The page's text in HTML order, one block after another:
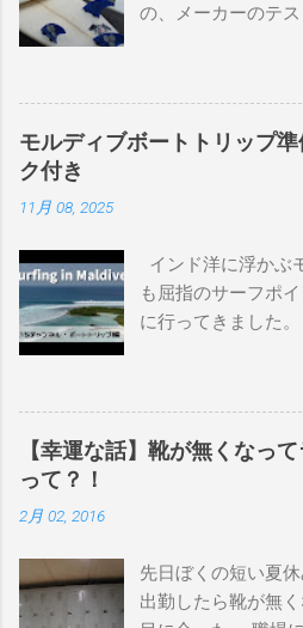
の、メーカーのテ
を書き残している
るので、過去のボ
譲って、手元に無
んなサーフボード
ーメイドビーチ 最
イント スナッパー
ーンマウント、ク
狙っているポイ
ンボーベイ、クー
ポイント ベルズビ
ナチュラル DHD
5'10"×18'3/8×2'3/
Extra Toe patch
モルディブボートトリップ
ク付き
11月 08, 2025
インド洋に浮かぶ
も屈指のサーフポ
に行ってきました
テルやリゾートに
を独占するスタイ
ポイントを巡る「
回はそのボートト
系YouTubeチャン
Spirit Kooks」と、
【幸運な話】靴が無くなっ
って？！
2月 02, 2016
先日ぼくの短い夏
出勤したら靴が無